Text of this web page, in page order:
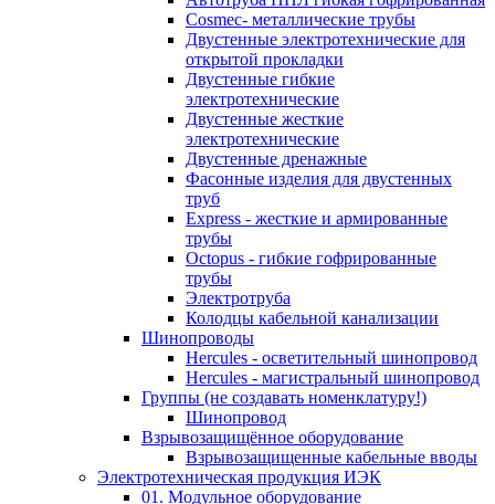
Cosmec- металлические трубы
Двустенные электротехнические для
открытой прокладки
Двустенные гибкие
электротехнические
Двустенные жесткие
электротехнические
Двустенные дренажные
Фасонные изделия для двустенных
труб
Express - жесткие и армированные
трубы
Octopus - гибкие гофрированные
трубы
Электротруба
Колодцы кабельной канализации
Шинопроводы
Hercules - осветительный шинопровод
Hercules - магистральный шинопровод
Группы (не создавать номенклатуру!)
Шинопровод
Взрывозащищённое оборудование
Взрывозащищенные кабельные вводы
Электротехническая продукция ИЭК
01. Модульное оборудование